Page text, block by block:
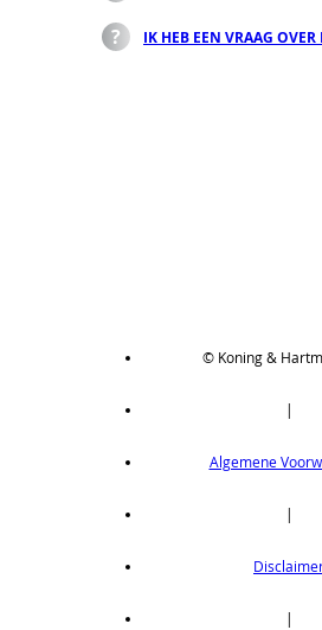
IK HEB EEN VRAAG OVER
© Koning &
|
Algemene
|
|